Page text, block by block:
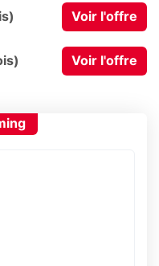
Voir l'offre
Voir l'offre